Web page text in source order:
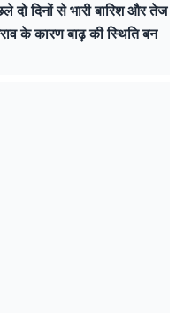
दो दिनों से भारी बारिश और तेज
के कारण बाढ़ की स्थिति बन